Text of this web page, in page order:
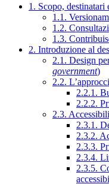
1. Scopo, destinatari
1.1.
1.2.
1.3.
2. Introduzione al
2.1. Design
government)
2.2.
2.2.1.
2.2.2.
2.3.
2.3.1.
2.3.2.
2.3.3.
2.3.4.
2.3.5.